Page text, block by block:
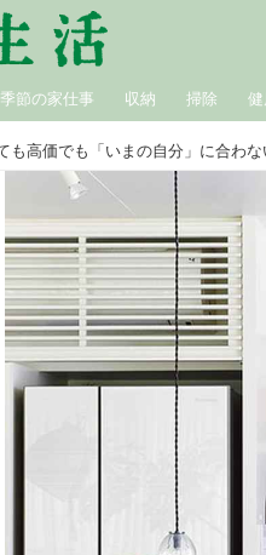
季節の家仕事 収納 掃除 健